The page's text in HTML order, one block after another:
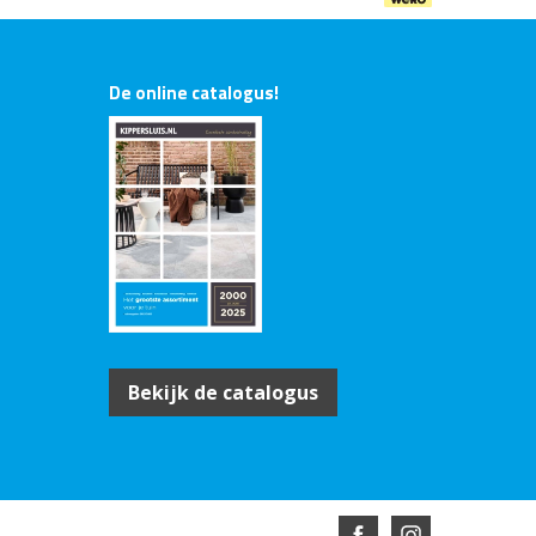
De online catalogus!
Bekijk de catalogus